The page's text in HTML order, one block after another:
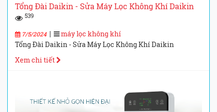
Tổng Đài Daikin - Sửa Máy Lọc Không Khí Daikin
539
7/5/2024|
máy lọc không khí
Tổng Đài Daikin - Sửa Máy Lọc Không Khí Daikin
Xem chi tiết